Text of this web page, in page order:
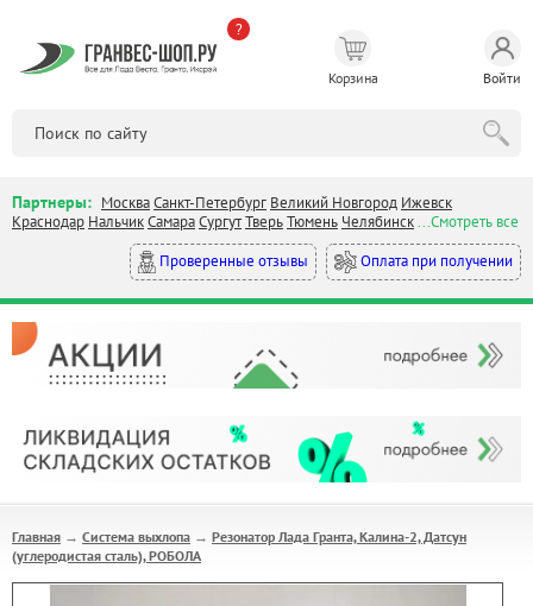
?
Корзина Войти
Партнеры: МоскваСанкт-Петербург Великий Новгород Ижевск
Краснодар НальчикСамараСургутТверьТюмень Челябинск...Смотреть все
Проверенные отзывы
Оплата при получении
Главная → Система выхлопа → Резонатор Лада Гранта, Калина-2, Датсун
(углеродистая сталь), РОБОЛА